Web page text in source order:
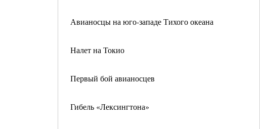
Авианосцы на юго-западе Тихого океана
Налет на Токио
Первый бой авианосцев
Гибель «Лексингтона»